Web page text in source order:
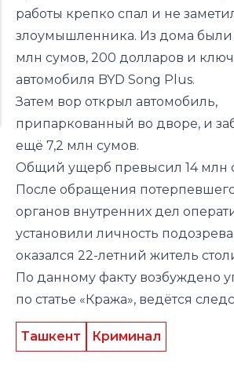
работы крепко спал и не
злоумышленника. Из дома
млн сумов, 200 долларов и
автомобиля BYD Song Plus.
Затем вор открыл автомобиль,
припаркованный во дворе, и
ещё 7,2 млн сумов.
Общий ущерб превысил 14 млн
После обращения
органов внутренних дел
установили личность
оказался 22-летний житель
По данному факту возбуждено
по статье «Кража», ведётся
Ташкент Криминал